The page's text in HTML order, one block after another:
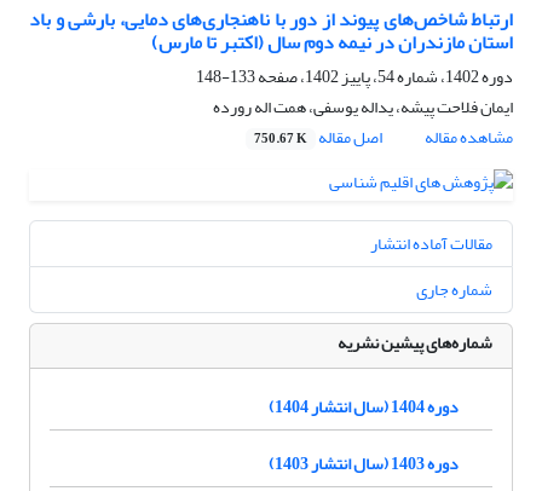
ارتباط شاخص‌های پیوند از دور با ناهنجاری‌های دمایی، بارشی و باد
استان مازندران در نیمه دوم سال (اکتبر تا مارس)
دوره 1402، شماره 54، پاییز 1402، صفحه
133-148
ایمان فلاحت پیشه، یداله یوسفی، همت اله رورده
مشاهده مقاله
اصل مقاله 750.67 K
مقالات آماده انتشار
شماره جاری
شماره‌های پیشین نشریه
دوره 1404 (سال انتشار 1404)
دوره 1403 (سال انتشار 1403)